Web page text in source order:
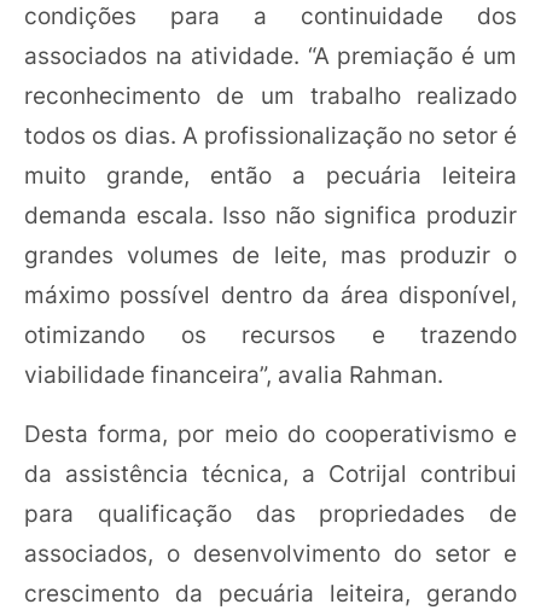
condições para a continuidade dos
associados na atividade. “A premiação é um
reconhecimento de um trabalho realizado
todos os dias. A profissionalização no setor é
muito grande, então a pecuária leiteira
demanda escala. Isso não significa produzir
grandes volumes de leite, mas produzir o
máximo possível dentro da área disponível,
otimizando os recursos e trazendo
viabilidade financeira”, avalia Rahman.
Desta forma, por meio do cooperativismo e
da assistência técnica, a Cotrijal contribui
para qualificação das propriedades de
associados, o desenvolvimento do setor e
crescimento da pecuária leiteira, gerando